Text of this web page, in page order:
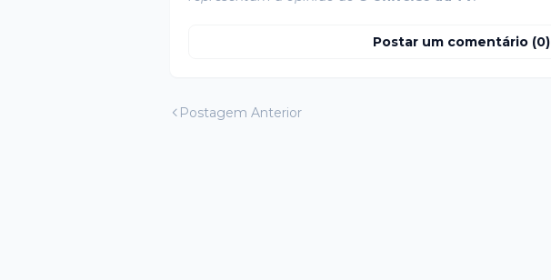
Postar um comentário (0)
Postagem Anterior